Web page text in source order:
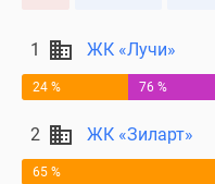
Коттеджные
поселки
Новой
1 ЖК «Лучи»
24 % 76 %
2 ЖК «Зиларт»
65 %